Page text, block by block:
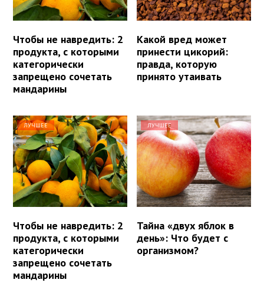
Чтобы не навредить: 2
продукта, с которыми
категорически
запрещено сочетать
мандарины
Какой вред может
принести цикорий:
правда, которую
принято утаивать
ЛУЧШЕЕ
Чтобы не навредить: 2
продукта, с которыми
категорически
запрещено сочетать
мандарины
ЛУЧШЕЕ
Тайна «двух яблок в
день»: Что будет с
организмом?